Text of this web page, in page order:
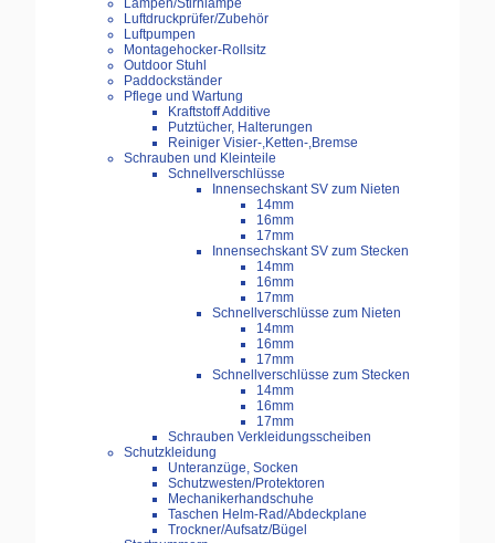
Lampen/Stirnlampe
Luftdruckprüfer/Zubehör
Luftpumpen
Montagehocker-Rollsitz
Outdoor Stuhl
Paddockständer
Pflege und Wartung
Kraftstoff Additive
Putztücher, Halterungen
Reiniger Visier-,Ketten-,Bremse
Schrauben und Kleinteile
Schnellverschlüsse
Innensechskant SV zum Nieten
14mm
16mm
17mm
Innensechskant SV zum Stecken
14mm
16mm
17mm
Schnellverschlüsse zum Nieten
14mm
16mm
17mm
Schnellverschlüsse zum Stecken
14mm
16mm
17mm
Schrauben Verkleidungsscheiben
Schutzkleidung
Unteranzüge, Socken
Schutzwesten/Protektoren
Mechanikerhandschuhe
Taschen Helm-Rad/Abdeckplane
Trockner/Aufsatz/Bügel